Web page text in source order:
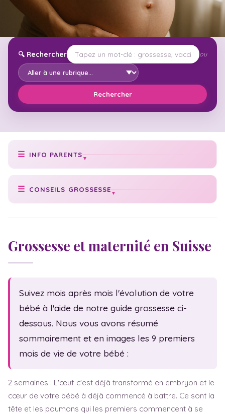
🔍 Rechercher ou
Rechercher
INFO PARENTS
Prise de poids idéale
Poids de bébé
Numéros utiles
Acte de naissance
Fête des mères
Fête des pères
CONSEILS GROSSESSE
Date accouchement
Vaccination bébé
Test de grossesse
Symptômes
Dépression post-natale
Sem. d'aménorrhée
Grossesse et maternité en Suisse
Suivez mois après mois l'évolution de votre
bébé à l'aide de notre guide grossesse ci-
dessous. Nous vous avons résumé
sommairement et en images les 9 premiers
mois de vie de votre bébé :
2 semaines : L'œuf c'est déjà transformé en embryon et le
cœur de votre bébé à déjà commencé à battre. Ce sont la
tête et les poumons qui les premiers commencent à se